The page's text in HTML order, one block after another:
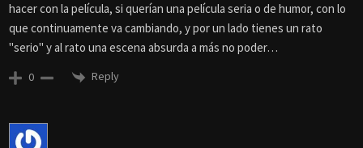
hacer con la película, si querían una película seria o de humor, con lo
que continuamente va cambiando, y por un lado tienes un rato
"serio" y al rato una escena absurda a más no poder…
0 Reply